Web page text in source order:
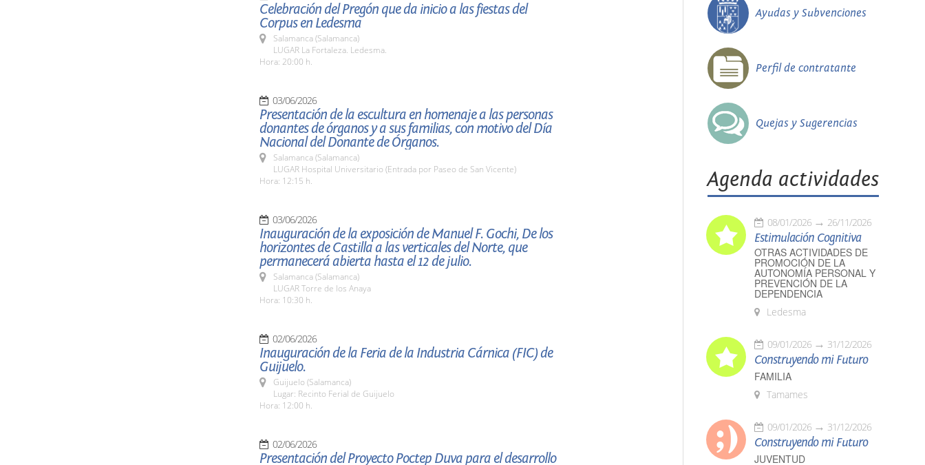
Celebración del Pregón que da inicio a las fiestas del
Corpus en Ledesma
Salamanca (Salamanca)
LUGAR La Fortaleza. Ledesma.
Hora: 20:00 h.
03/06/2026
Presentación de la escultura en homenaje a las personas
donantes de órganos y a sus familias, con motivo del Día
Nacional del Donante de Órganos.
Salamanca (Salamanca)
LUGAR Hospital Universitario (Entrada por Paseo de San Vicente)
Hora: 12:15 h.
03/06/2026
Inauguración de la exposición de Manuel F. Gochi, De los
horizontes de Castilla a las verticales del Norte, que
permanecerá abierta hasta el 12 de julio.
Salamanca (Salamanca)
LUGAR Torre de los Anaya
Hora: 10:30 h.
02/06/2026
Inauguración de la Feria de la Industria Cárnica (FIC) de
Guijuelo.
Guijuelo (Salamanca)
Lugar: Recinto Ferial de Guijuelo
Hora: 12:00 h.
02/06/2026
Presentación del Proyecto Poctep Duva para el desarrollo
Ayudas y Subvenciones
Perfil de contratante
Quejas y Sugerencias
Agenda actividades
08/01/2026 26/11/2026
Estimulación Cognitiva
OTRAS ACTIVIDADES DE
PROMOCIÓN DE LA
AUTONOMÍA PERSONAL Y
PREVENCIÓN DE LA
DEPENDENCIA
Ledesma
09/01/2026 31/12/2026
Construyendo mi Futuro
FAMILIA
Tamames
09/01/2026 31/12/2026
Construyendo mi Futuro
JUVENTUD